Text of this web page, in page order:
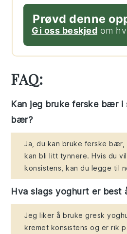
Prøvd denne
Gi oss beskjed om
FAQ:
Kan jeg bruke ferske bær
bær?
Ja, du kan bruke ferske bær,
kan bli litt tynnere. Hvis du
konsistens, kan du legge til
Hva slags yoghurt er best
Jeg liker å bruke gresk
kremet konsistens og er rik